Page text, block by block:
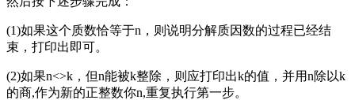
(1)如果这个质数恰等于n，则说明分解质因数的过程已经结
束，打印出即可。
(2)如果n<>k，但n能被k整除，则应打印出k的值，并用n除以k
的商,作为新的正整数你n,重复执行第一步。